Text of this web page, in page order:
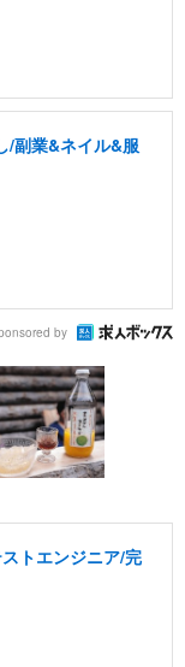
/副業&ネイル&服
by
トエンジニア/完